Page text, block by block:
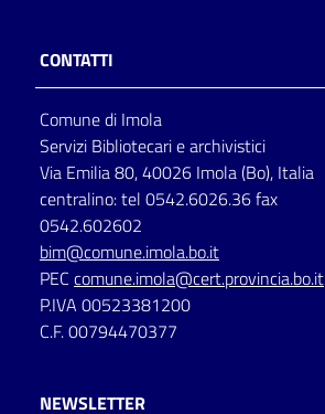
Seguici
su
CONTATTI
Comune di Imola
Servizi Bibliotecari e archivistici
Via Emilia 80, 40026 Imola (Bo), Italia
centralino: tel 0542.6026.36 fax
0542.602602
bim@comune.imola.bo.it
PEC comune.imola@cert.provincia.bo.it
P.IVA 00523381200
C.F. 00794470377
NEWSLETTER